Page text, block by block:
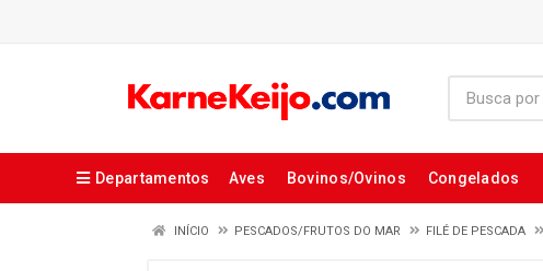
Departamentos Aves Bovinos/Ovinos Congelados
INÍCIO PESCADOS/FRUTOS DO MAR FILÉ DE PESCADA